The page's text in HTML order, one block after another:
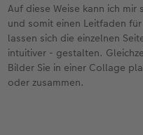
Fotobuch
Neuheiten
Neuheiten
Extras
Neuheiten
Extras
Retro
Neuheiten
CEWE
Neuheiten
CEWE
Neuheiten
Auf diese Weise kann ich mir
und somit einen Leitfaden
lassen sich die einzelnen
intuitiver - gestalten.
Bilder Sie in einer Collage
oder zusammen.